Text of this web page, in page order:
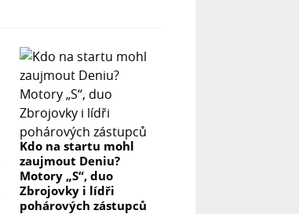
Kdo na startu mohl
zaujmout Deniu?
Motory „S“, duo
Zbrojovky i lídři
pohárových zástupců